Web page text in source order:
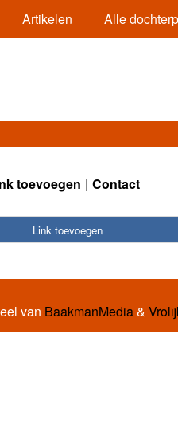
Artikelen Alle
toevoegen Contact
Link toevoegen
van BaakmanMedia&